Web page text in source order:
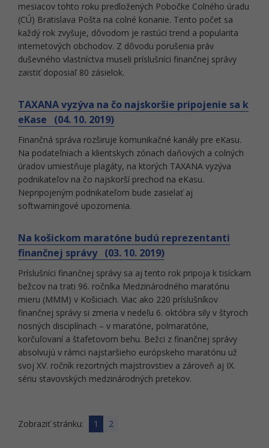
mesiacov tohto roku predložených Pobočke Colného úradu
(CÚ) Bratislava Pošta na colné konanie. Tento počet sa
každý rok zvyšuje, dôvodom je rastúci trend a popularita
internetových obchodov. Z dôvodu porušenia práv
duševného vlastníctva museli príslušníci finančnej správy
zaistiť doposiaľ 80 zásielok.
TAXANA vyzýva na čo najskoršie pripojenie sa k
eKase (04. 10. 2019)
Finančná správa rozširuje komunikačné kanály pre eKasu.
Na podateľniach a klientskych zónach daňových a colných
úradov umiestňuje plagáty, na ktorých TAXANA vyzýva
podnikateľov na čo najskorší prechod na eKasu.
Nepripojeným podnikateľom bude zasielať aj
softwarningové upozornenia.
Na košickom maratóne budú reprezentanti
finančnej správy (03. 10. 2019)
Príslušníci finančnej správy sa aj tento rok pripoja k tisíckam
bežcov na trati 96. ročníka Medzinárodného maratónu
mieru (MMM) v Košiciach. Viac ako 220 príslušníkov
finančnej správy si zmeria v nedeľu 6. októbra sily v štyroch
nosných disciplínach – v maratóne, polmaratóne,
korčuľovaní a štafetovom behu. Bežci z finančnej správy
absolvujú v rámci najstaršieho európskeho maratónu už
svoj XV. ročník rezortných majstrovstiev a zároveň aj IX.
sériu stavovských medzinárodných pretekov.
Zobraziť stránku: 1 2